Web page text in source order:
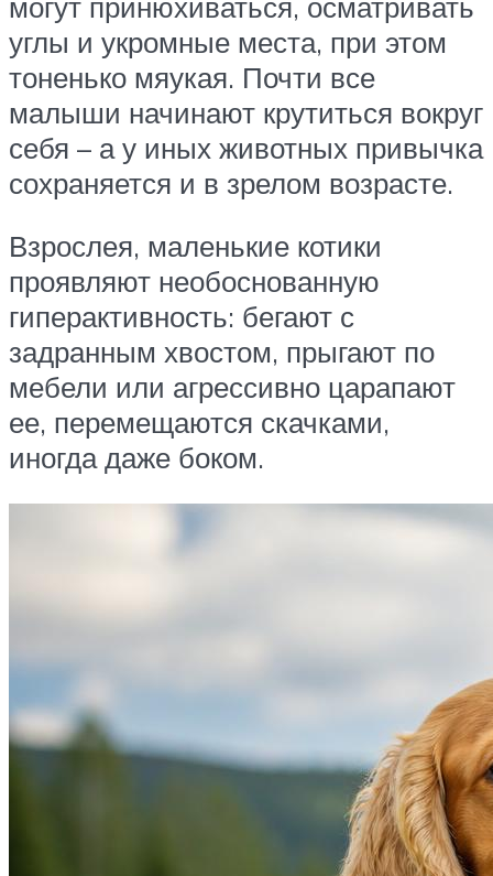
углы и укромные места, при этом
тоненько мяукая. Почти все
малыши начинают крутиться вокруг
себя – а у иных животных привычка
сохраняется и в зрелом возрасте.
Взрослея, маленькие котики
проявляют необоснованную
гиперактивность: бегают с
задранным хвостом, прыгают по
мебели или агрессивно царапают
ее, перемещаются скачками,
иногда даже боком.